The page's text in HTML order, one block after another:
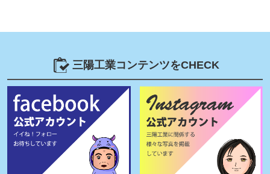
三陽工業コンテンツをCHECK